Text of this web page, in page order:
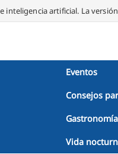
artificial. La
Eventos
Consejos
Gastronomía
Vida